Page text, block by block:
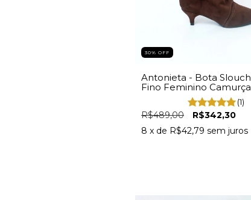
30% OFF
Antonieta - Bota
Fino Feminino
(1)
R$489,00
R$342,30
8 x de R$42,79 sem juros